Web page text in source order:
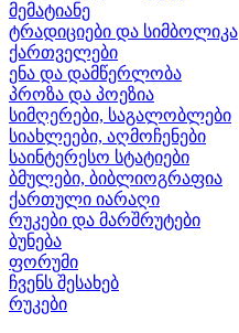
მემატიანე
ტრადიციები და სიმბოლიკა
ქართველები
ენა და დამწერლობა
პროზა და პოეზია
სიმღერები, საგალობლები
სიახლეები, აღმოჩენები
საინტერესო სტატიები
ბმულები, ბიბლიოგრაფია
ქართული იარაღი
რუკები და მარშრუტები
ბუნება
ფორუმი
ჩვენს შესახებ
რუკები